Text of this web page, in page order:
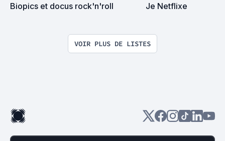
Biopics et docus rock'n'roll Je Netflixe
VOIR PLUS DE LISTES